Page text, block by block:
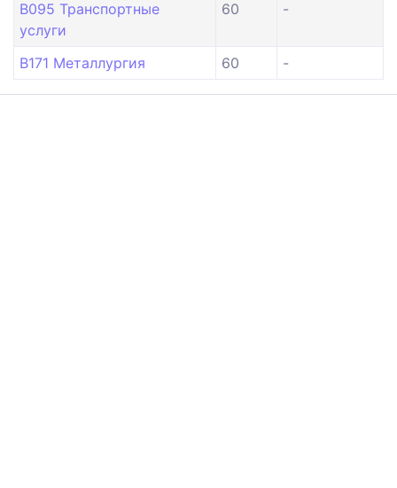
B095 Транспортные
услуги
60 -
B171 Металлургия 60 -